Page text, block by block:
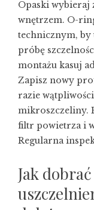
Opaski wybieraj
wnętrzem. O-
technicznym, by
próbę
montażu kasuj
Zapisz nowy
razie
mikroszczeliny.
filtr powietrza i
Regularna
Jak